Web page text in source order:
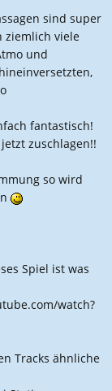
sind super
ziemlich viele
und
fantastisch!
zuschlagen!!
so wird
Spiel ist was
watch?
Tracks ähnliche